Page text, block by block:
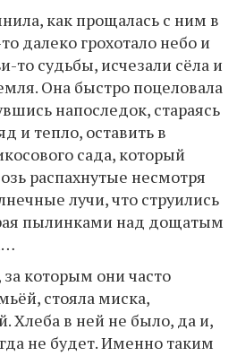
как прощалась с ним в
далеко грохотало небо и
то судьбы, исчезали сёла и
Она быстро поцеловала
напоследок, стараясь
и тепло, оставить в
сада, который
распахнутые несмотря
лучи, что струились
пылинками над дощатым
которым они часто
стояла миска,
Хлеба в ней не было, да и,
не будет. Именно таким